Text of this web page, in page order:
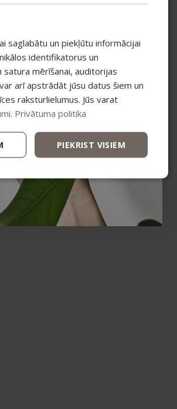
saglabātu un piekļūtu informācijai
identifikatorus un
mērīšanai, auditorijas
var arī apstrādāt jūsu datus šiem un
raksturlielumus. Jūs varat
. Privātuma politika
PIEKRIST VISIEM